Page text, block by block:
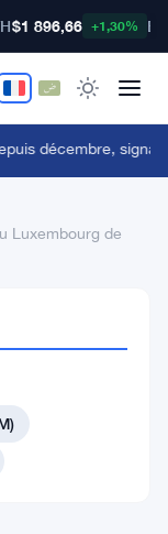
$1 896,66 +1,30%
décembre,
Luxembourg de